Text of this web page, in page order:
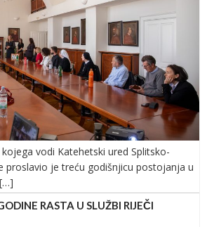
kojega vodi Katehetski ured Splitsko-
proslavio je treću godišnjicu postojanja u
RASTA U SLUŽBI RIJEČI